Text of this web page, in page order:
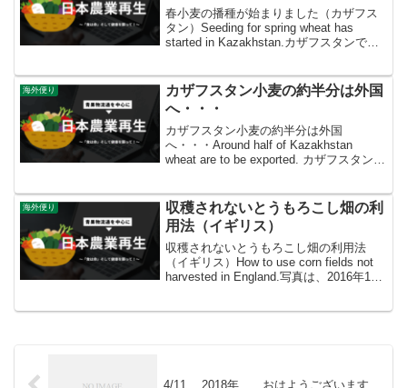
春小麦の播種が始まりました（カザフス
タン）Seeding for spring wheat has
started in Kazakhstan.カザフスタンで
海外便り
カザフスタン小麦の約半分は外国
へ・・・
カザフスタン小麦の約半分は外国
へ・・・Around half of Kazakhstan
wheat are to be exported. カザフスタン北
を迎えました...
海外便り
収穫されないとうもろこし畑の利
用法（イギリス）
収穫されないとうもろこし畑の利用法
（イギリス）How to use corn fields not
harvested in England.写真は、2016年11
4/11 2018年 おはようございます